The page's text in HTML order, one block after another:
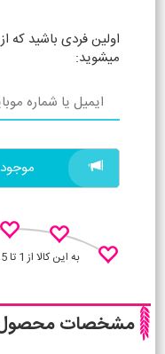
اولین فردی باشید
میشوید:
به این کالا از 1 تا 5 چند میدید؟
مشخصات